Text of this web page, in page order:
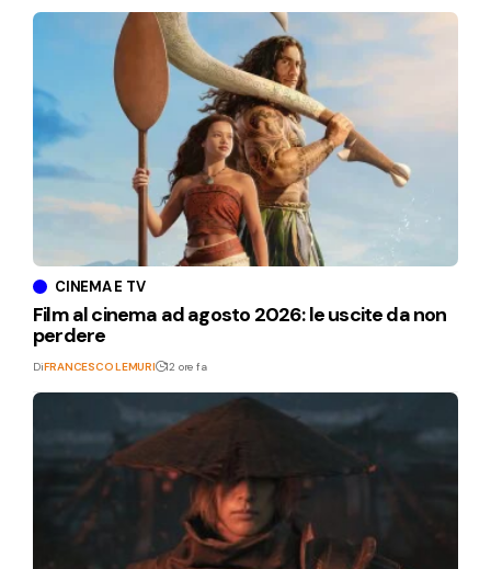
CINEMA E TV
Film al cinema ad agosto 2026: le uscite da non
perdere
DiFRANCESCO LEMURI 12 ore fa